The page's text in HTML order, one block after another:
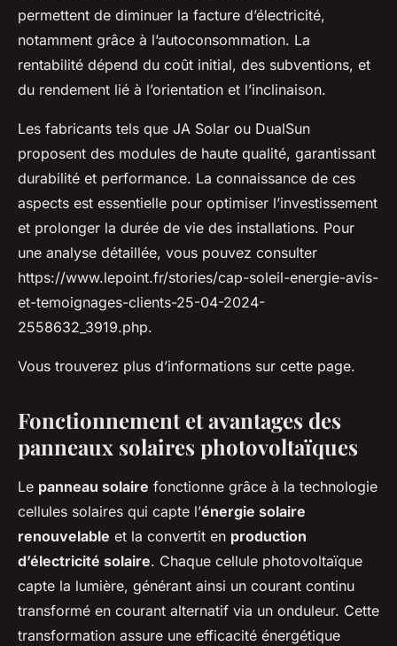
permettent de diminuer la facture d’électricité,
notamment grâce à l’autoconsommation. La
rentabilité dépend du coût initial, des subventions, et
du rendement lié à l’orientation et l’inclinaison.
Les fabricants tels que JA Solar ou DualSun
proposent des modules de haute qualité, garantissant
durabilité et performance. La connaissance de ces
aspects est essentielle pour optimiser l’investissement
et prolonger la durée de vie des installations. Pour
une analyse détaillée, vous pouvez consulter
https://www.lepoint.fr/stories/cap-soleil-energie-avis-
et-temoignages-clients-25-04-2024-
2558632_3919.php.
Vous trouverez plus d’informations sur cette page.
Fonctionnement et avantages des
panneaux solaires photovoltaïques
Le panneau solaire fonctionne grâce à la technologie
cellules solaires qui capte l’énergie solaire
renouvelable et la convertit en production
d’électricité solaire. Chaque cellule photovoltaïque
capte la lumière, générant ainsi un courant continu
transformé en courant alternatif via un onduleur. Cette
transformation assure une efficacité énergétique